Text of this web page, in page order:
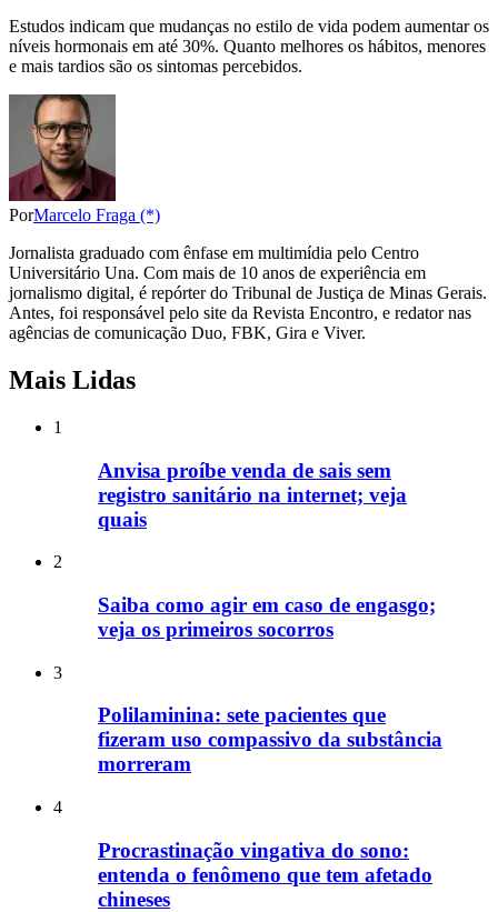
Estudos indicam que mudanças no estilo de vida podem aumentar os
níveis hormonais em até 30%. Quanto melhores os hábitos, menores
e mais tardios são os sintomas percebidos.
PorMarcelo Fraga (*)
Jornalista graduado com ênfase em multimídia pelo Centro
Universitário Una. Com mais de 10 anos de experiência em
jornalismo digital, é repórter do Tribunal de Justiça de Minas Gerais.
Antes, foi responsável pelo site da Revista Encontro, e redator nas
agências de comunicação Duo, FBK, Gira e Viver.
Mais Lidas
1
Anvisa proíbe venda de sais sem
registro sanitário na internet; veja
quais
2
Saiba como agir em caso de engasgo;
veja os primeiros socorros
3
Polilaminina: sete pacientes que
fizeram uso compassivo da substância
morreram
4
Procrastinação vingativa do sono:
entenda o fenômeno que tem afetado
chineses